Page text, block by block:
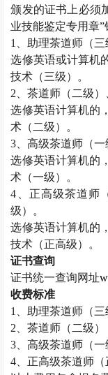
颁发的证书上必须
业技能鉴定专用章”
1
、助理茶道师（
选修英语或计算机
技术（三级）。
2 、茶道师（二级
选修英语计算机的
术（二级）。
3 、高级茶道师（
选修英语计算机的
术（一级）。
4 、正高级茶道师
级）。
选修英语计算机的
技术（正高级）。
证书查询
证书统一查询网址
收费标准
1
、助理茶道师（三
2 、茶道师（二级）
3 、高级茶道师（一
4 、正高级茶道师